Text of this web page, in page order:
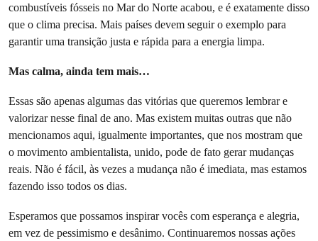
combustíveis fósseis no Mar do Norte acabou, e é exatamente disso
que o clima precisa. Mais países devem seguir o exemplo para
garantir uma transição justa e rápida para a energia limpa.
Mas calma, ainda tem mais…
Essas são apenas algumas das vitórias que queremos lembrar e
valorizar nesse final de ano. Mas existem muitas outras que não
mencionamos aqui, igualmente importantes, que nos mostram que
o movimento ambientalista, unido, pode de fato gerar mudanças
reais. Não é fácil, às vezes a mudança não é imediata, mas estamos
fazendo isso todos os dias.
Esperamos que possamos inspirar vocês com esperança e alegria,
em vez de pessimismo e desânimo. Continuaremos nossas ações